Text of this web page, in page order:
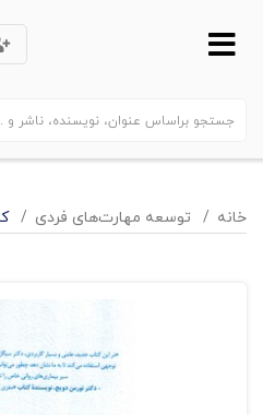
خانه توسعه مهارت‌های فردی